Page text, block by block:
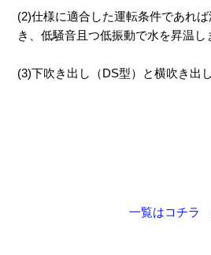
(2)仕様に適合した運転条件であれ
き、低騒音且つ低振動で水を昇温し
(3)下吹き出し（DS型）と横吹き出
一覧はコチ